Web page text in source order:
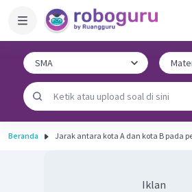
Beranda Jarak antara kota A dan kota B pada
Iklan